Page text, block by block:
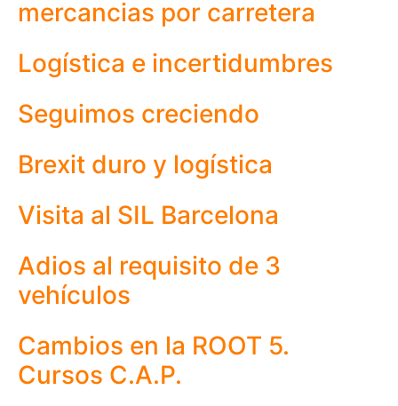
mercancias por carretera
Logística e incertidumbres
Seguimos creciendo
Brexit duro y logística
Visita al SIL Barcelona
Adios al requisito de 3
vehículos
Cambios en la ROOT 5.
Cursos C.A.P.